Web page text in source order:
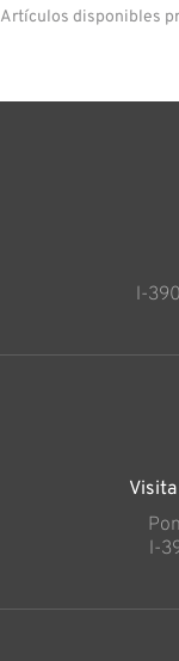
Artículos disponibles
l-
l-